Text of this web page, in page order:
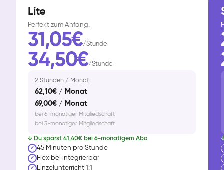
Lite
Perfekt zum Anfang.
31,05€/Stunde
34,50€/Stunde
2 Stunden / Monat
62,10€ / Monat
69,00€ / Monat
bei 6-monatiger Mitgliedschaft
bei 3-monatiger Mitgliedschaft
↓ Du sparst 41,40€ bei 6-monatigem Abo
✓ 45 Minuten pro Stunde
✓ Flexibel integrierbar
✓ Einzelunterricht 1:1